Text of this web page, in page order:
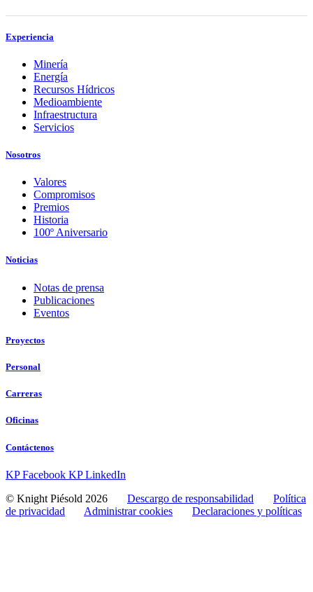
Experiencia
Minería
Energía
Recursos Hídricos
Medioambiente
Infraestructura
Servicios
Nosotros
Valores
Compromisos
Premios
Historia
100º Aniversario
Noticias
Notas de prensa
Publicaciones
Eventos
Proyectos
Personal
Carreras
Oficinas
Contáctenos
KP Facebook KP LinkedIn
© Knight Piésold 2026 Descargo de responsabilidad
Política
de privacidad
Administrar cookies Declaraciones y políticas